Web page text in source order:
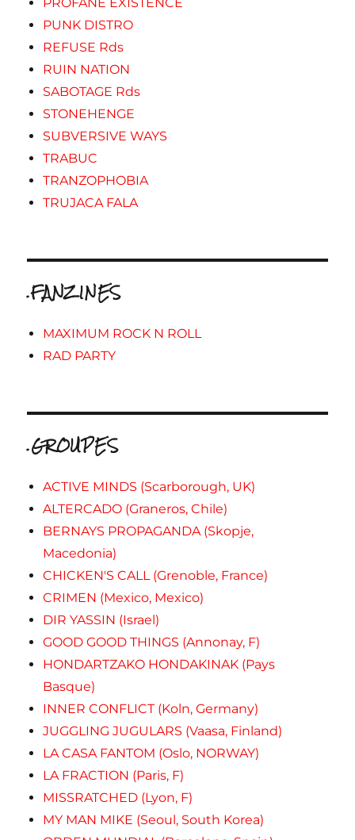
PUNK DISTRO
REFUSE Rds
RUIN NATION
SABOTAGE Rds
STONEHENGE
SUBVERSIVE WAYS
TRABUC
TRANZOPHOBIA
TRUJACA FALA
.FANZINES
MAXIMUM ROCK N ROLL
RAD PARTY
.GROUPES
ACTIVE MINDS (Scarborough, UK)
ALTERCADO (Graneros, Chile)
BERNAYS PROPAGANDA (Skopje,
Macedonia)
CHICKEN'S CALL (Grenoble, France)
CRIMEN (Mexico, Mexico)
DIR YASSIN (Israel)
GOOD GOOD THINGS (Annonay, F)
HONDARTZAKO HONDAKINAK (Pays
Basque)
INNER CONFLICT (Koln, Germany)
JUGGLING JUGULARS (Vaasa, Finland)
LA CASA FANTOM (Oslo, NORWAY)
LA FRACTION (Paris, F)
MISSRATCHED (Lyon, F)
MY MAN MIKE (Seoul, South Korea)